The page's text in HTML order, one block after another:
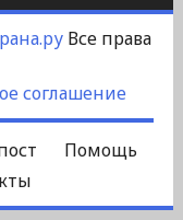
Все права
соглашение
Помощь